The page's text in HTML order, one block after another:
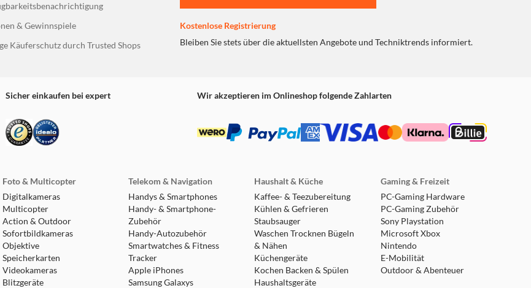
& Gewinnspiele
Käuferschutz durch Trusted Shops
Kostenlose Registrierung
Bleiben Sie stets über die aktuellsten Angebote und Techniktrends informiert.
Sicher einkaufen bei expert Wir akzeptieren im Onlineshop folgende Zahlarten
Foto & Multicopter
Digitalkameras
Multicopter
Action & Outdoor
Sofortbildkameras
Objektive
Speicherkarten
Videokameras
Blitzgeräte
Telekom & Navigation
Handys & Smartphones
Handy- & Smartphone-
Zubehör
Handy-Autozubehör
Smartwatches & Fitness
Tracker
Apple iPhones
Samsung Galaxys
Haushalt & Küche
Kaffee- & Teezubereitung
Kühlen & Gefrieren
Staubsauger
Waschen Trocknen Bügeln
& Nähen
Küchengeräte
Kochen Backen & Spülen
Haushaltsgeräte
Gaming & Freizeit
PC-Gaming Hardware
PC-Gaming Zubehör
Sony Playstation
Microsoft Xbox
Nintendo
E-Mobilität
Outdoor & Abenteuer